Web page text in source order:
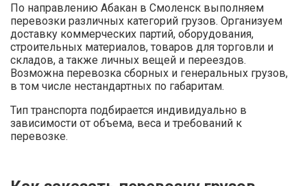
По направлению Абакан в Смоленск выполняем
перевозки различных категорий грузов. Организуем
доставку коммерческих партий, оборудования,
строительных материалов, товаров для торговли и
складов, а также личных вещей и переездов.
Возможна перевозка сборных и генеральных грузов,
в том числе нестандартных по габаритам.
Тип транспорта подбирается индивидуально в
зависимости от объема, веса и требований к
перевозке.